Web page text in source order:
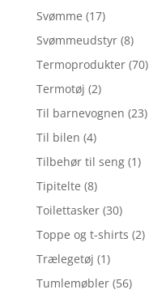
Svømme (17)
Svømmeudstyr (8)
Termoprodukter (70)
Termotøj (2)
Til barnevognen (23)
Til bilen (4)
Tilbehør til seng (1)
Tipitelte (8)
Toilettasker (30)
Toppe og t-shirts (2)
Trælegetøj (1)
Tumlemøbler (56)